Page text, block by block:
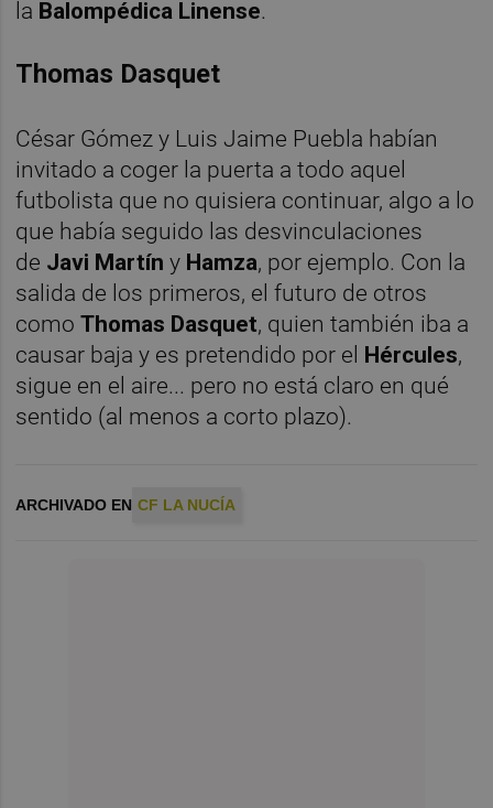
la Balompédica Linense.
Thomas Dasquet
César Gómez y Luis Jaime Puebla habían
invitado a coger la puerta a todo aquel
futbolista que no quisiera continuar, algo a lo
que había seguido las desvinculaciones
de Javi Martín y Hamza, por ejemplo. Con la
salida de los primeros, el futuro de otros
comoThomas Dasquet, quien también iba a
causar baja y es pretendido por el Hércules,
sigue en el aire... pero no está claro en qué
sentido (al menos a corto plazo).
ARCHIVADO EN CF LA NUCÍA